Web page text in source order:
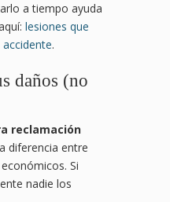
a tiempo ayuda
lesiones que
.
daños (no
reclamación
diferencia entre
Si
nadie los